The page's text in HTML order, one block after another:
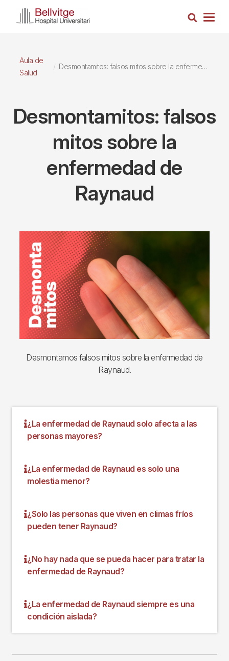
Busca
Aula de
Salud
Desmontamitos: falsos mitos sobre la enfermedad de Raynaud
Desmontamitos: falsos
mitos sobre la
enfermedad de
Raynaud
Imagen
Desmontamos falsos mitos sobre la enfermedad de
Raynaud.
¿La enfermedad de Raynaud solo afecta a las
personas mayores?
¿La enfermedad de Raynaud es solo una
molestia menor?
¿Solo las personas que viven en climas fríos
pueden tener Raynaud?
¿No hay nada que se pueda hacer para tratar la
enfermedad de Raynaud?
¿La enfermedad de Raynaud siempre es una
condición aislada?